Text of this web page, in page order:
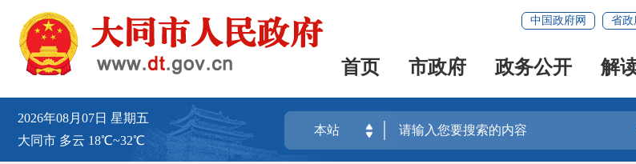
中国政府网 省政
首页 市政府 政务公开 解
2026年08月07日 星期五
大同市 多云 18℃~32℃
本站